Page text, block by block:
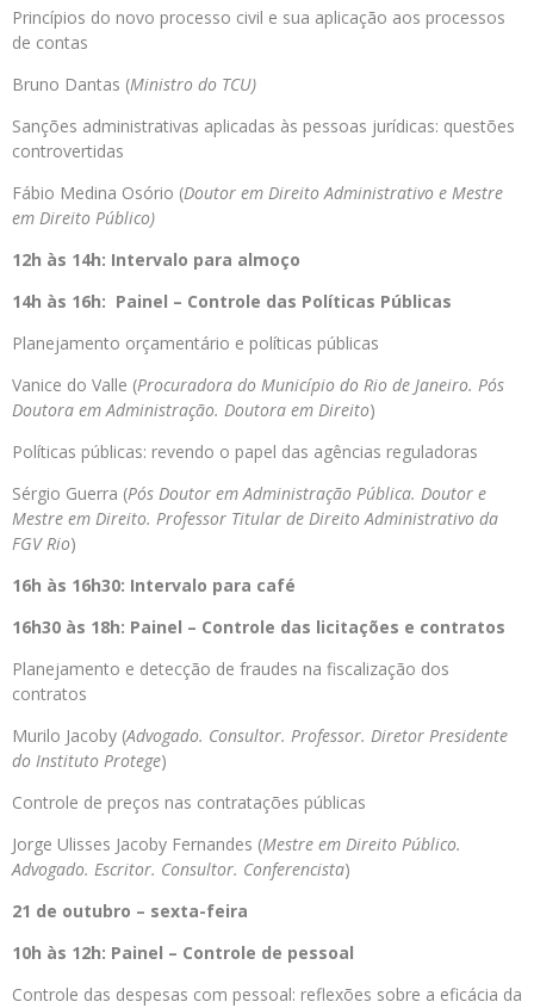
Princípios do novo processo civil e sua aplicação aos processos
de contas
Bruno Dantas (Ministro do TCU)
Sanções administrativas aplicadas às pessoas jurídicas: questões
controvertidas
Fábio Medina Osório (Doutor em Direito Administrativo e Mestre
em Direito Público)
12h às 14h: Intervalo para almoço
14h às 16h: Painel – Controle das Políticas Públicas
Planejamento orçamentário e políticas públicas
Vanice do Valle (Procuradora do Município do Rio de Janeiro. Pós
Doutora em Administração. Doutora em Direito)
Políticas públicas: revendo o papel das agências reguladoras
Sérgio Guerra (Pós Doutor em Administração Pública. Doutor e
Mestre em Direito. Professor Titular de Direito Administrativo da
FGV Rio)
16h às 16h30: Intervalo para café
16h30 às 18h: Painel – Controle das licitações e contratos
Planejamento e detecção de fraudes na fiscalização dos
contratos
Murilo Jacoby (Advogado. Consultor. Professor. Diretor Presidente
do Instituto Protege)
Controle de preços nas contratações públicas
Jorge Ulisses Jacoby Fernandes (Mestre em Direito Público.
Advogado. Escritor. Consultor. Conferencista)
21 de outubro – sexta-feira
10h às 12h: Painel – Controle de pessoal
Controle das despesas com pessoal: reflexões sobre a eficácia da